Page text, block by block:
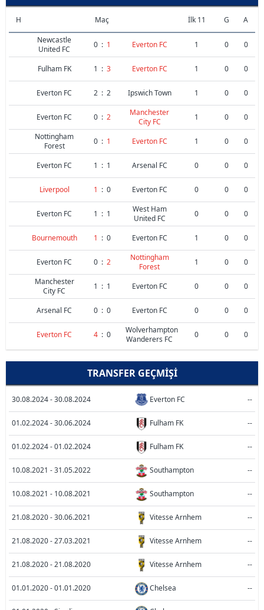
H Maç İlk 11 G
A
Newcastle
United FC
0 : 1 Everton FC 1 0 0
Fulham FK 1 : 3 Everton FC 1 0 0
Everton FC 2 : 2 Ipswich Town 1 0 0
Everton FC 0 : 2
Manchester
City FC
1 0
0
Nottingham
Forest
0 : 1 Everton FC 1 0 0
Everton FC 1 : 1 Arsenal FC 0 0 0
Liverpool 1 : 0 Everton FC 0 0 0
Everton FC 1 : 1
West Ham
United FC
0 0 0
Bournemouth 1 : 0 Everton FC 1 0 0
Everton FC 0 : 2
Nottingham
Forest
1 0
0
Manchester
City FC
1 : 1 Everton FC 0 0 0
Arsenal FC 0 : 0 Everton FC 0 0 0
Everton FC 4 : 0
Wolverhampton
Wanderers FC
0 0 0
TRANSFER GEÇMIŞI
30.08.2024 - 30.08.2024 Everton FC --
01.02.2024 - 30.06.2024 Fulham FK --
01.02.2024 - 01.02.2024 Fulham FK --
10.08.2021 - 31.05.2022 Southampton --
10.08.2021 - 10.08.2021 Southampton --
21.08.2020 - 30.06.2021 Vitesse Arnhem --
21.08.2020 - 27.03.2021 Vitesse Arnhem --
21.08.2020 - 21.08.2020 Vitesse Arnhem --
01.01.2020 - 01.01.2020 Chelsea --